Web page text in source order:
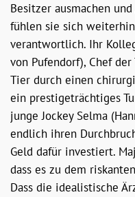
Besitzer ausmachen
fühlen sie sich
verantwortlich. Ihr
von Pufendorf), Chef
Tier durch einen
ein prestigeträchtiges
junge Jockey Selma
endlich ihren
Geld dafür investiert.
dass es zu dem
Dass die idealistische